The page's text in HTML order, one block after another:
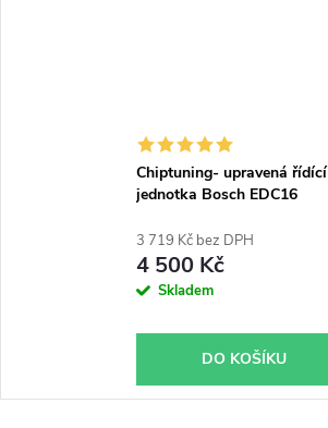
Chiptuning- upravená řídící
jednotka Bosch EDC16
3 719 Kč bez DPH
4 500 Kč
Skladem
DO KOŠÍKU